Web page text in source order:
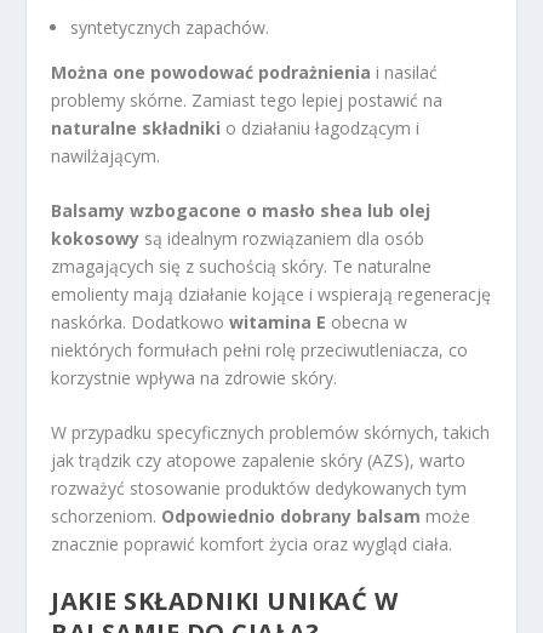
syntetycznych zapachów.
Można one powodować podrażnienia i nasilać
problemy skórne. Zamiast tego lepiej postawić na
naturalne składniki o działaniu łagodzącym i
nawilżającym.
Balsamy wzbogacone o masło shea lub olej
kokosowy są idealnym rozwiązaniem dla osób
zmagających się z suchością skóry. Te naturalne
emolienty mają działanie kojące i wspierają regenerację
naskórka. Dodatkowowitamina E obecna w
niektórych formułach pełni rolę przeciwutleniacza, co
korzystnie wpływa na zdrowie skóry.
W przypadku specyficznych problemów skórnych, takich
jak trądzik czy atopowe zapalenie skóry (AZS), warto
rozważyć stosowanie produktów dedykowanych tym
schorzeniom. Odpowiednio dobrany balsam może
znacznie poprawić komfort życia oraz wygląd ciała.
JAKIE SKŁADNIKI UNIKAĆ W